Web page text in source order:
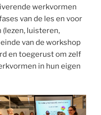
werkvormen
van de les en voor
luisteren,
van de workshop
en toegerust om zelf
in hun eigen